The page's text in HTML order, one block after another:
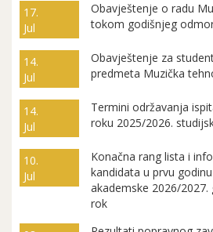
17.
Jul
Obavještenje o radu
tokom godišnjeg
14.
Jul
Obavještenje za
predmeta Muzička
14.
Jul
Termini održavanja
roku 2025/2026.
10.
Jul
Konačna rang lista i
kandidata u prvu
akademske 2026/
rok